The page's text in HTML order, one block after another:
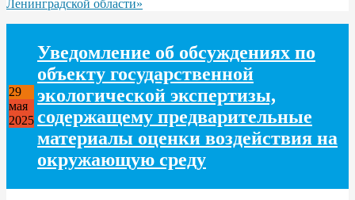
Ленинградской области»
29
мая
2025
Уведомление об обсуждениях по
объекту государственной
экологической экспертизы,
содержащему предварительные
материалы оценки воздействия на
окружающую среду